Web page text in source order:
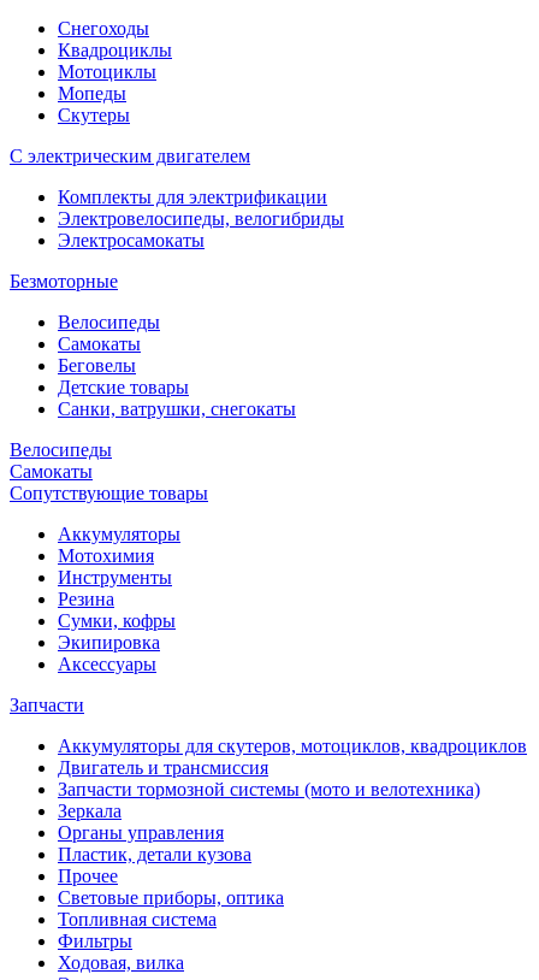
Снегоходы
Квадроциклы
Мотоциклы
Мопеды
Скутеры
С электрическим двигателем
Комплекты для электрификации
Электровелосипеды, велогибриды
Электросамокаты
Безмоторные
Велосипеды
Самокаты
Беговелы
Детские товары
Санки, ватрушки, снегокаты
Велосипеды
Самокаты
Сопутствующие товары
Аккумуляторы
Мотохимия
Инструменты
Резина
Сумки, кофры
Экипировка
Аксессуары
Запчасти
Аккумуляторы для скутеров, мотоциклов, квадроциклов
Двигатель и трансмиссия
Запчасти тормозной системы (мото и велотехника)
Зеркала
Органы управления
Пластик, детали кузова
Прочее
Световые приборы, оптика
Топливная система
Фильтры
Ходовая, вилка